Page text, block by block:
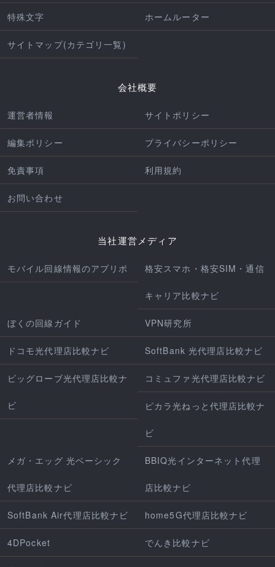
特殊文字 ホームルーター
サイトマップ(カテゴリ一覧)
会社概要
運営者情報 サイトポリシー
編集ポリシー プライバシーポリシー
免責事項 利用規約
お問い合わせ
当社運営メディア
モバイル回線情報のアプリポ 格安スマホ・格安SIM・通信
キャリア比較ナビ
ぼくの回線ガイド VPN研究所
ドコモ光代理店比較ナビ SoftBank 光代理店比較ナビ
ビッグローブ光代理店比較ナ
ビ
コミュファ光代理店比較ナビ
ピカラ光ねっと代理店比較ナ
ビ
メガ・エッグ 光ベーシック
代理店比較ナビ
BBIQ光インターネット代理
店比較ナビ
SoftBank Air代理店比較ナビ home5G代理店比較ナビ
4DPocket でんき比較ナビ